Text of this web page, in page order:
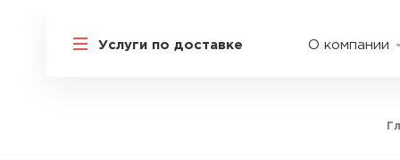
Услуги по доставке
Международная доставка
О компании